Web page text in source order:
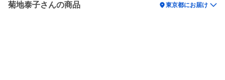
菊地泰子さんの商品 location_on東京都にお届け